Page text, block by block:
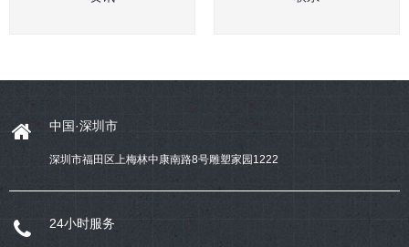
中国·深圳市
深圳市福田区上梅林中康南路8号雕塑家园1222
24小时服务